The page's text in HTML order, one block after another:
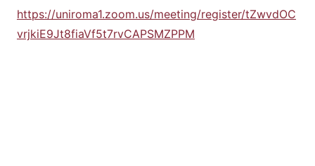
https://uniroma1.zoom.us/meeting/register/tZwvdOC
vrjkiE9Jt8fiaVf5t7rvCAPSMZPPM